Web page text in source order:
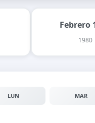
Febrero
1980
LUN MAR